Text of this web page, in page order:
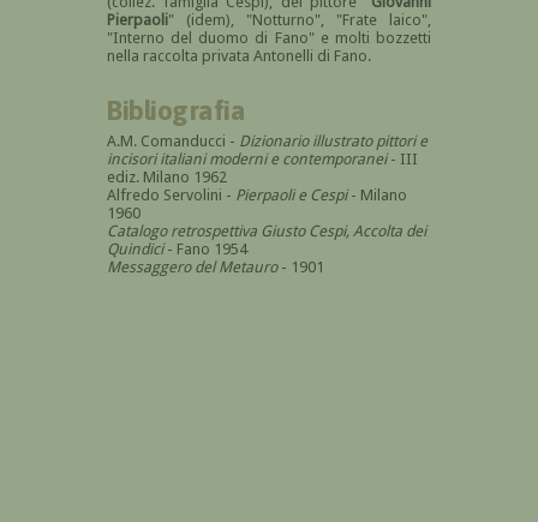
Pierpaoli" (idem), "Notturno", "Frate laico",
"Interno del duomo di Fano" e molti bozzetti
nella raccolta privata Antonelli di Fano.
Bibliografia
A.M. Comanducci - Dizionario illustrato pittori e
incisori italiani moderni e contemporanei- III
ediz. Milano 1962
Alfredo Servolini - Pierpaoli e Cespi- Milano
1960
Catalogo retrospettiva Giusto Cespi, Accolta dei
Quindici- Fano 1954
Messaggero del Metauro- 1901